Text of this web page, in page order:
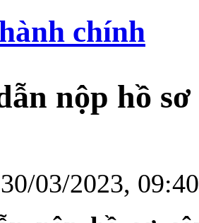
chính
nộp hồ
03/2023,